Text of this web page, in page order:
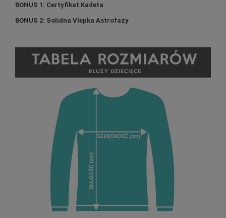
BONUS 1: Certyfikat Kadeta
BONUS 2: Solidna Vlepka Astrofazy